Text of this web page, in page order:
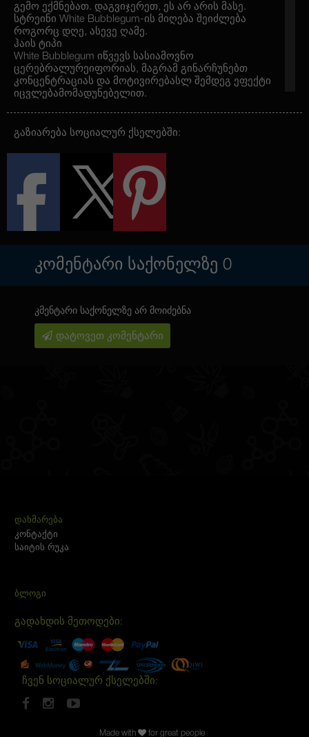
გემო ექმნებათ. დაგვიჯერეთ, ეს არ არის მასე.
სტრეინი White Bubblegum-ის მიღება შეიძლება
როგორც დღე, ასევე ღამე.
ჰაის ტიპი
White Bubblegum იწვევს სასიამოვნო
ცერებრალურეიფორიას, მაგრამ გინარჩუნებთ
კონცენტრაციას და მოტივირებასლ შემდეგ ეფექტი
იცვლებამომადუნებელით.
გაზიარება სოციალურ ქსელებში:
ᲙᲝᲛᲔᲜᲢᲐᲠᲘ ᲡᲐᲥᲝᲜᲔᲚᲖᲔ 0
კმენტარი საქონელზე არ მოიძებნა
დატოვეთ კომენტარი
Made with for great people
ᲓᲐᲮᲛᲐᲠᲔᲑᲐ
კონტაქტი
საიტის რუკა
ᲑᲚᲝᲒᲘ
გადახდის მეთოდები:
ჩვენ სოციალურ ქსელებში: